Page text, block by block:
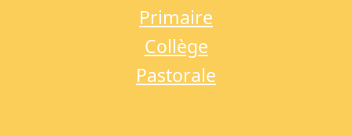
Primaire
Collège
Pastorale